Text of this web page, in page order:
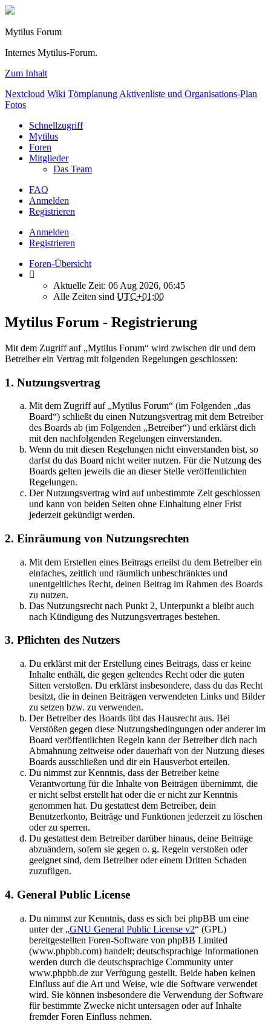
Mytilus Forum
Internes Mytilus-Forum.
Zum Inhalt
Nextcloud Wiki Törnplanung Aktivenliste und Organisations-Plan
Fotos
Schnellzugriff
Mytilus
Foren
Mitglieder
Das Team
FAQ
Anmelden
Registrieren
Anmelden
Registrieren
Foren-Übersicht
Aktuelle Zeit: 06 Aug 2026, 06:45
Alle Zeiten sind UTC+01:00
Mytilus Forum - Registrierung
Mit dem Zugriff auf „Mytilus Forum“ wird zwischen dir und dem
Betreiber ein Vertrag mit folgenden Regelungen geschlossen:
1. Nutzungsvertrag
Mit dem Zugriff auf „Mytilus Forum“ (im Folgenden „das
Board“) schließt du einen Nutzungsvertrag mit dem Betreiber
des Boards ab (im Folgenden „Betreiber“) und erklärst dich
mit den nachfolgenden Regelungen einverstanden.
Wenn du mit diesen Regelungen nicht einverstanden bist, so
darfst du das Board nicht weiter nutzen. Für die Nutzung des
Boards gelten jeweils die an dieser Stelle veröffentlichten
Regelungen.
Der Nutzungsvertrag wird auf unbestimmte Zeit geschlossen
und kann von beiden Seiten ohne Einhaltung einer Frist
jederzeit gekündigt werden.
2. Einräumung von Nutzungsrechten
Mit dem Erstellen eines Beitrags erteilst du dem Betreiber ein
einfaches, zeitlich und räumlich unbeschränktes und
unentgeltliches Recht, deinen Beitrag im Rahmen des Boards
zu nutzen.
Das Nutzungsrecht nach Punkt 2, Unterpunkt a bleibt auch
nach Kündigung des Nutzungsvertrages bestehen.
3. Pflichten des Nutzers
Du erklärst mit der Erstellung eines Beitrags, dass er keine
Inhalte enthält, die gegen geltendes Recht oder die guten
Sitten verstoßen. Du erklärst insbesondere, dass du das Recht
besitzt, die in deinen Beiträgen verwendeten Links und Bilder
zu setzen bzw. zu verwenden.
Der Betreiber des Boards übt das Hausrecht aus. Bei
Verstößen gegen diese Nutzungsbedingungen oder anderer im
Board veröffentlichten Regeln kann der Betreiber dich nach
Abmahnung zeitweise oder dauerhaft von der Nutzung dieses
Boards ausschließen und dir ein Hausverbot erteilen.
Du nimmst zur Kenntnis, dass der Betreiber keine
Verantwortung für die Inhalte von Beiträgen übernimmt, die
er nicht selbst erstellt hat oder die er nicht zur Kenntnis
genommen hat. Du gestattest dem Betreiber, dein
Benutzerkonto, Beiträge und Funktionen jederzeit zu löschen
oder zu sperren.
Du gestattest dem Betreiber darüber hinaus, deine Beiträge
abzuändern, sofern sie gegen o. g. Regeln verstoßen oder
geeignet sind, dem Betreiber oder einem Dritten Schaden
zuzufügen.
4. General Public License
Du nimmst zur Kenntnis, dass es sich bei phpBB um eine
unter der „GNU General Public License v2“ (GPL)
bereitgestellten Foren-Software von phpBB Limited
(www.phpbb.com) handelt; deutschsprachige Informationen
werden durch die deutschsprachige Community unter
www.phpbb.de zur Verfügung gestellt. Beide haben keinen
Einfluss auf die Art und Weise, wie die Software verwendet
wird. Sie können insbesondere die Verwendung der Software
für bestimmte Zwecke nicht untersagen oder auf Inhalte
fremder Foren Einfluss nehmen.